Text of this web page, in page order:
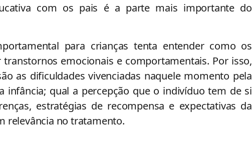
com os pais é a parte mais importante do
para crianças tenta entender como os
emocionais e comportamentais. Por isso,
as dificuldades vivenciadas naquele momento pela
infância; qual a percepção que o indivíduo tem de si
estratégias de recompensa e expectativas da
relevância no tratamento.